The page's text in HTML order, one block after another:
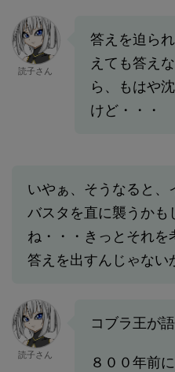
読子さん
答えを迫ら
えても答え
ら、もはや
けど・・・
いやぁ、そうなると、
バスタを直に襲うかも
ね・・・きっとそれを
答えを出すんじゃない
読子さん
コブラ王が
８００年前